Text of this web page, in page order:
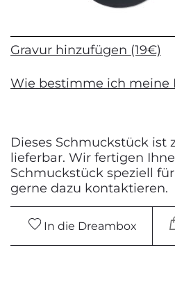
Gravur hinzufügen (19€)
Wie bestimme ich meine
Dieses Schmuckstück ist
lieferbar. Wir fertigen
Schmuckstück speziell
gerne dazu kontaktieren.
In die Dreambox